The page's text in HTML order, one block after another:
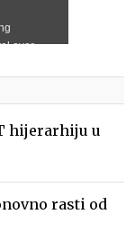
hijerarhiju u
rasti od